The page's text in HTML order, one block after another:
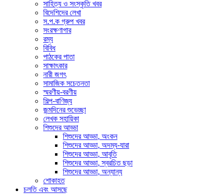
সাহিত্য ও সংস্কৃতি খবর
বিদেশিদের লেখা
স.প.ক গ্রুপ খবর
সংরক্ষণাগার
রম্য
বিবিধ
পাঠকের পাতা
সাক্ষাৎকার
নারী জগৎ
সামাজিক সচেতনতা
স্মরণীয়-বরণীয়
শিল্প-বাণিজ্য
জন্মদিনের শুভেচ্ছা
লেখক সহায়িকা
শিশুদের আড্ডা
শিশুদের আড্ডা, অংকন
শিশুদের আড্ডা, অদম্য-যারা
শিশুদের আড্ডা, আবৃতি
শিশুদের আড্ডা, স্বরচিত ছড়া
শিশুদের আড্ডা, অন্যান্য
শোকাহত
চলতি এবং আসছে